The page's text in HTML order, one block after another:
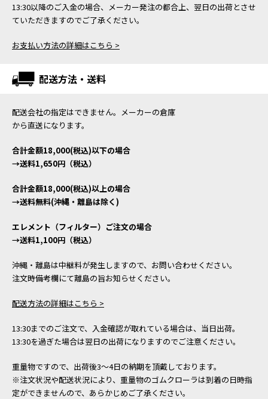
13:30以降のご入金の場合、メーカー発注の都合上、翌日の出荷とさせ
ていただきますのでご了承ください。
お支払い方法の詳細はこちら >
配送方法・送料
配送会社の指定はできません。メーカーの倉庫
から直送になります。
合計金額18,000(税込)以下の場合
→送料1,650円（税込）
合計金額18,000(税込)以上の場合
→送料無料(沖縄・離島は除く)
エレメント（フィルター）ご注文の場合
→送料1,100円（税込）
沖縄・離島は中継料が発生しますので、お問い合わせください。
注文時備考欄にて離島の旨お知らせください。
配送方法の詳細はこちら >
13:30までのご注文で、入金確認が取れている場合は、当日出荷。
13:30を過ぎた場合は翌日の出荷になりますのでご注意ください。
重量物ですので、出荷後3～4日の納期を頂戴しております。
※注文状況や配送状況により、重量物のゴムクローラは到着の日時指
定ができませんので、あらかじめご了承ください。